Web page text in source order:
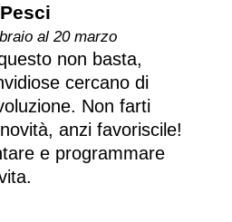
Pesci
al 20 marzo
non basta,
cercano di
Non farti
anzi favoriscile!
e programmare